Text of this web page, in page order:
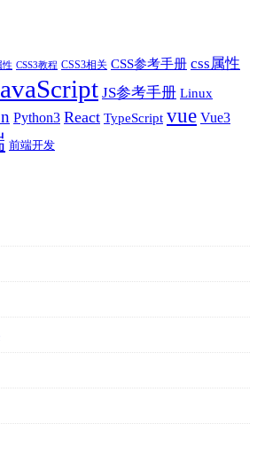
性 CSS3教程 CSS3相关 CSS参考手册 css属性
JS参考手册 Linux
Python3 React TypeScript vue Vue3
前端开发